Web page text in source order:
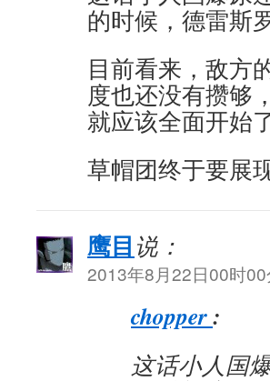
的时候，德雷斯
目前看来，敌方
度也还没有攒够
就应该全面开始
草帽团终于要展
鹰目 说：
2013年8月22日00时
chopper:
这话小人国